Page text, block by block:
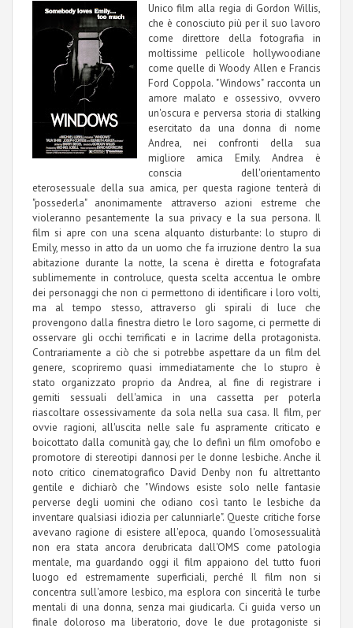
Unico film alla regia di Gordon Willis,
che è conosciuto più per il suo lavoro
come direttore della fotografia in
moltissime pellicole hollywoodiane
come quelle di Woody Allen e Francis
Ford Coppola. "Windows" racconta un
amore malato e ossessivo, ovvero
un'oscura e perversa storia di stalking
esercitato da una donna di nome
Andrea, nei confronti della sua
migliore amica Emily. Andrea è
conscia dell'orientamento
eterosessuale della sua amica, per questa ragione tenterà di
"possederla" anonimamente attraverso azioni estreme che
violeranno pesantemente la sua privacy e la sua persona. Il
film si apre con una scena alquanto disturbante: lo stupro di
Emily, messo in atto da un uomo che fa irruzione dentro la sua
abitazione durante la notte, la scena è diretta e fotografata
sublimemente in controluce, questa scelta accentua le ombre
dei personaggi che non ci permettono di identificare i loro volti,
ma al tempo stesso, attraverso gli spirali di luce che
provengono dalla finestra dietro le loro sagome, ci permette di
osservare gli occhi terrificati e in lacrime della protagonista.
Contrariamente a ciò che si potrebbe aspettare da un film del
genere, scopriremo quasi immediatamente che lo stupro è
stato organizzato proprio da Andrea, al fine di registrare i
gemiti sessuali dell'amica in una cassetta per poterla
riascoltare ossessivamente da sola nella sua casa. Il film, per
ovvie ragioni, all'uscita nelle sale fu aspramente criticato e
boicottato dalla comunità gay, che lo definì un film omofobo e
promotore di stereotipi dannosi per le donne lesbiche. Anche il
noto critico cinematografico David Denby non fu altrettanto
gentile e dichiarò che "Windows esiste solo nelle fantasie
perverse degli uomini che odiano così tanto le lesbiche da
inventare qualsiasi idiozia per calunniarle". Queste critiche forse
avevano ragione di esistere all'epoca, quando l'omosessualità
non era stata ancora derubricata dall'OMS come patologia
mentale, ma guardando oggi il film appaiono del tutto fuori
luogo ed estremamente superficiali, perché Il film non si
concentra sull'amore lesbico, ma esplora con sincerità le turbe
mentali di una donna, senza mai giudicarla. Ci guida verso un
finale doloroso ma liberatorio, dove le due protagoniste si